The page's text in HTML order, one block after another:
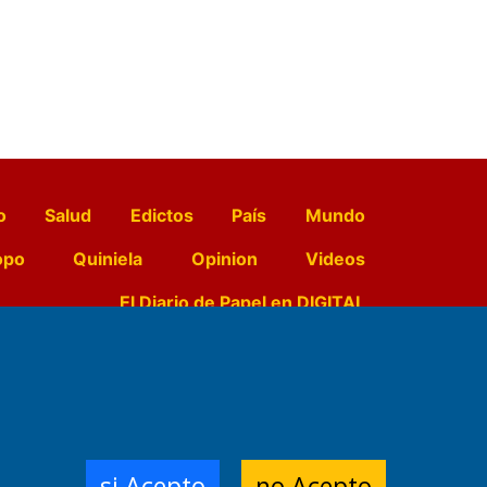
Salud Edictos País
Mundo
Quiniela Opinion
Videos
El Diario de Papel en DIGITAL